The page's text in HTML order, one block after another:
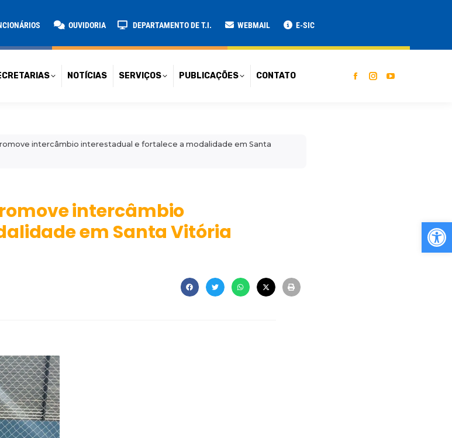
OUVIDORIA DEPARTAMENTO DE T.I. WEBMAIL E-SIC
NOTÍCIAS SERVIÇOS PUBLICAÇÕES CONTATO
intercâmbio interestadual e fortalece a modalidade em Santa
intercâmbio
em Santa Vitória